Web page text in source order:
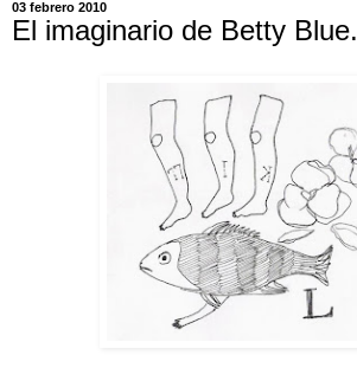
03 febrero 2010
El imaginario de Betty Blue.